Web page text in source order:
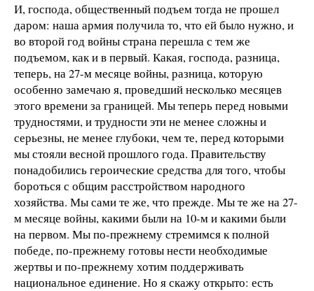
И, господа, общественный подъем тогда не прошел
даром: наша армия получила то, что ей было нужно, и
во второй год войны страна перешла с тем же
подъемом, как и в первый. Какая, господа, разница,
теперь, на 27-м месяце войны, разница, которую
особенно замечаю я, проведший несколько месяцев
этого времени за границей. Мы теперь перед новыми
трудностями, и трудности эти не менее сложны и
серьезны, не менее глубоки, чем те, перед которыми
мы стояли весной прошлого года. Правительству
понадобились героические средства для того, чтобы
бороться с общим расстройством народного
хозяйства. Мы сами те же, что прежде. Мы те же на 27-
м месяце войны, какими были на 10-м и какими были
на первом. Мы по-прежнему стремимся к полной
победе, по-прежнему готовы нести необходимые
жертвы и по-прежнему хотим поддерживать
национальное единение. Но я скажу открыто: есть